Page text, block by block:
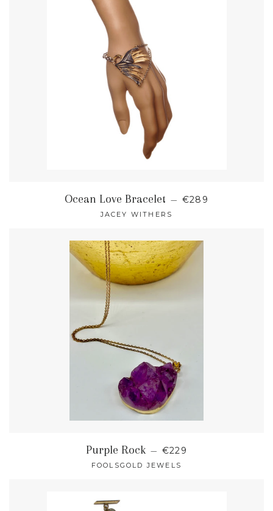
Ocean Love Bracelet — NORMALER
€289
JACEY WITHERS
Purple Rock — NORMALER PREIS
€229
FOOLSGOLD JEWELS